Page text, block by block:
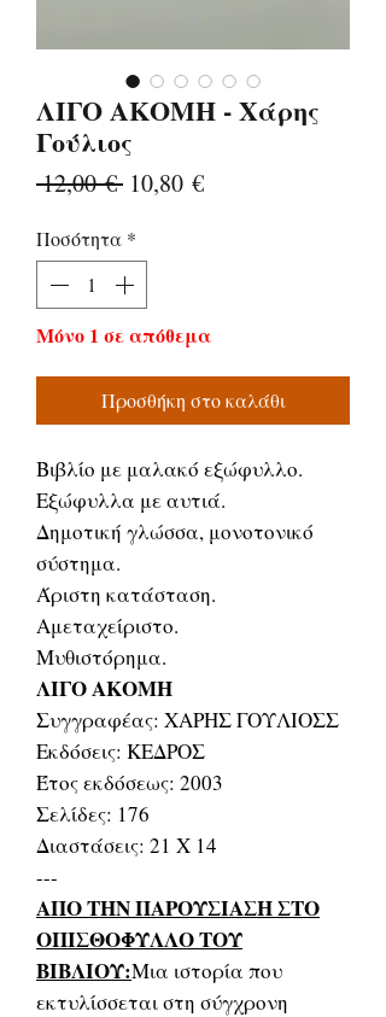
ΛΙΓΟ ΑΚΟΜΗ - Χάρης
Γούλιος
12,00 € Κανονική
10,80 €Τιμή
Ποσότητα *
Μόνο 1 σε απόθεμα
Προσθήκη στο καλάθι
Βιβλίο με μαλακό εξώφυλλο.
Εξώφυλλα με αυτιά.
Δημοτική γλώσσα, μονοτονικό
σύστημα.
Άριστη κατάσταση.
Αμεταχείριστο.
Μυθιστόρημα.
ΛΙΓΟ ΑΚΟΜΗ
Συγγραφέας: ΧΑΡΗΣ ΓΟΥΛΙΟΣΣ
Εκδόσεις: ΚΕΔΡΟΣ
Έτος εκδόσεως: 2003
Σελίδες: 176
Διαστάσεις: 21 Χ 14
---
ΑΠΟ ΤΗΝ ΠΑΡΟΥΣΙΑΣΗ ΣΤΟ
ΟΠΙΣΘΟΦΥΛΛΟ ΤΟΥ
ΒΙΒΛΙΟΥ:Μια ιστορία που
εκτυλίσσεται στη σύγχρονη